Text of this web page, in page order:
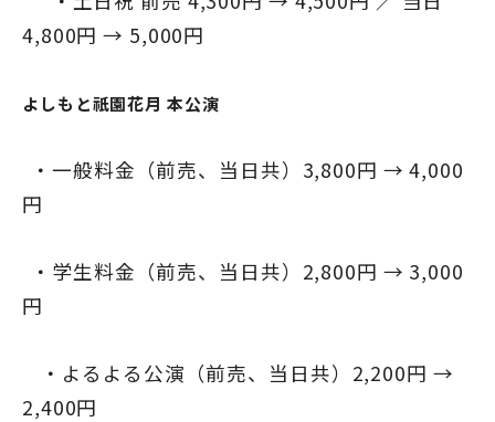
4,800円 → 5,000円
よしもと祇園花月 本公演
・一般料金（前売、当日共）3,800円 → 4,000
円
・学生料金（前売、当日共）2,800円 → 3,000
円
・よるよる公演（前売、当日共）2,200円 →
2,400円